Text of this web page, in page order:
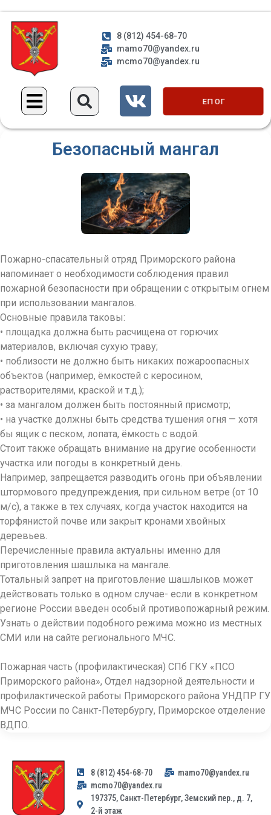
8 (812) 454-68-70
mamo70@yandex.ru
mcmo70@yandex.ru
ЕП ОГ
Безопасный мангал
Пожарно-спасательный отряд Приморского района
напоминает о необходимости соблюдения правил
пожарной безопасности при обращении с открытым огнем
при использовании мангалов.
Основные правила таковы:
• площадка должна быть расчищена от горючих
материалов, включая сухую траву;
• поблизости не должно быть никаких пожароопасных
объектов (например, ёмкостей с керосином,
растворителями, краской и т.д.);
• за мангалом должен быть постоянный присмотр;
• на участке должны быть средства тушения огня — хотя
бы ящик с песком, лопата, ёмкость с водой.
Стоит также обращать внимание на другие особенности
участка или погоды в конкретный день.
Например, запрещается разводить огонь при объявлении
штормового предупреждения, при сильном ветре (от 10
м/с), а также в тех случаях, когда участок находится на
торфянистой почве или закрыт кронами хвойных
деревьев.
Перечисленные правила актуальны именно для
приготовления шашлыка на мангале.
Тотальный запрет на приготовление шашлыков может
действовать только в одном случае- если в конкретном
регионе России введен особый противопожарный режим.
Узнать о действии подобного режима можно из местных
СМИ или на сайте регионального МЧС.
Пожарная часть (профилактическая) СПб ГКУ «ПСО
Приморского района», Отдел надзорной деятельности и
профилактической работы Приморского района УНДПР ГУ
МЧС России по Санкт-Петербургу, Приморское отделение
ВДПО.
8 (812) 454-68-70
mamo70@yandex.ru
mcmo70@yandex.ru
197375, Санкт-Петербург, Земский пер., д. 7,
2-й этаж